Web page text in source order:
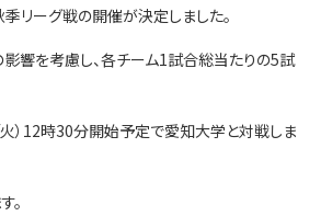
リーグ戦の開催が決定しました。
響を考慮し、各チーム1試合総当たりの5試
）12時30分開始予定で愛知大学と対戦しま
。